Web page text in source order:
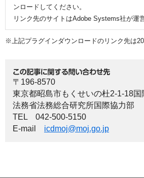
ンロードしてください。
リンク先のサイトはAdobe Systems社が運
※上記プラグインダウンロードのリンク先は
〒196-8570
東京都昭島市もくせいの杜2-1-18
法務省法務総合研究所国際協力部
TEL 042-500-5150
E-mail icdmoj@moj.go.jp